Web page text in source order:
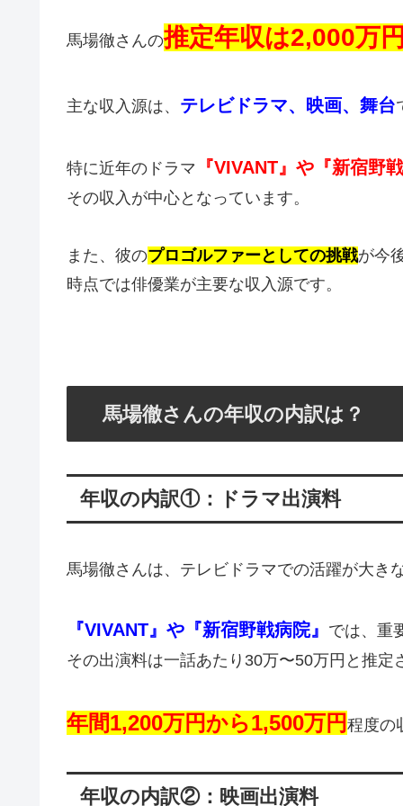
馬場徹さんの推定年収は2,000万
主な収入源は、 テレビドラマ、映画、舞台
特に近年のドラマ 『VIVANT』や『新宿野
その収入が中心となっています。
また、彼のプロゴルファーとしての挑戦が今
時点では俳優業が主要な収入源です。
馬場徹さんの年収の内訳は？
年収の内訳①：ドラマ出演料
馬場徹さんは、テレビドラマでの活躍が大き
『VIVANT』や『新宿野戦病院』 では、重
その出演料は一話あたり30万〜50万円と推定
年間1,200万円から1,500万円 程度の
年収の内訳②：映画出演料